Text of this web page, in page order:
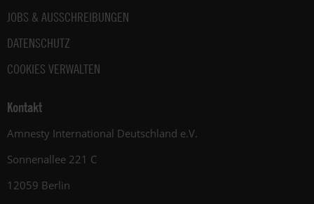
JOBS & AUSSCHREIBUNGEN
DATENSCHUTZ
COOKIES VERWALTEN
Kontakt
Amnesty International Deutschland e.V.
Sonnenallee 221 C
12059 Berlin